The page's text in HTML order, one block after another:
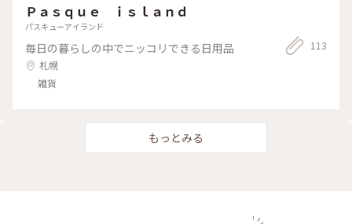
Ｐａｓｑｕｅ ｉｓｌａｎｄ
パスキューアイランド
毎日の暮らしの中でニッコリできる日用品
札幌
雑貨
113
もっとみる